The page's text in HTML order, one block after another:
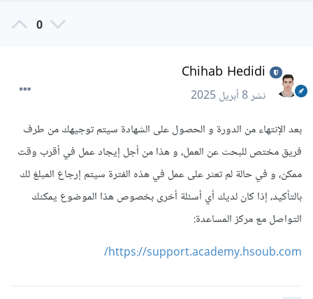
0
Chihab Hedidi
نشر8 أبريل 2025
بعد الإنتهاء من الدورة و الحصول على الشهادة سيتم توجيهك من طرف
فريق مختص للبحث عن العمل، و هذا من أجل إيجاد عمل في أقرب وقت
ممكن، و في حالة لم تعثر على عمل في هذه الفترة سيتم إرجاع المبلغ لك
بالتأكيد، إذا كان لديك أي أسئلة أخرى بخصوص هذا الموضوع يمكنك
التواصل مع مركز المساعدة:
https://support.academy.hsoub.com/